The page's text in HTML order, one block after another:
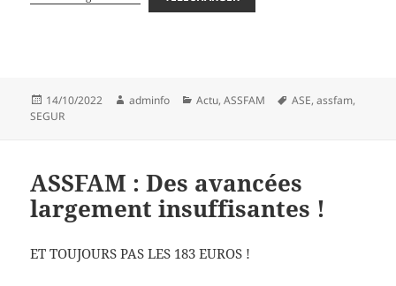
Publié
le
14/10/2022 Auteur
adminfo Catégories
Actu,ASSFAM
Mots-
ASE,assfam,
SEGUR
ASSFAM : Des avancées
largement insuffisantes !
ET TOUJOURS PAS LES 183 EUROS !